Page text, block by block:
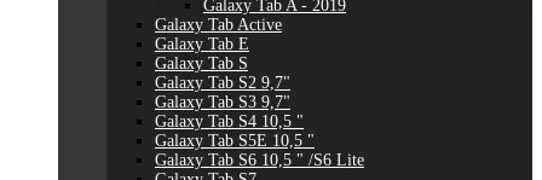
Galaxy Tab A - 2019
Galaxy Tab Active
Galaxy Tab E
Galaxy Tab S
Galaxy Tab S2 9,7"
Galaxy Tab S3 9,7"
Galaxy Tab S4 10,5 "
Galaxy Tab S5E 10,5 "
Galaxy Tab S6 10,5 " /S6 Lite